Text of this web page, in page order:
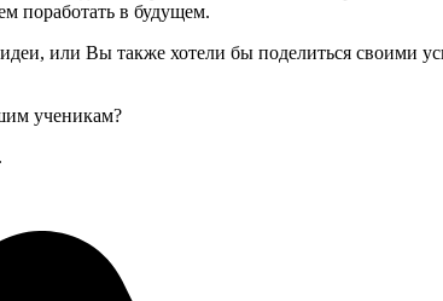
поработать в будущем.
или Вы также хотели бы поделиться своими
ученикам?